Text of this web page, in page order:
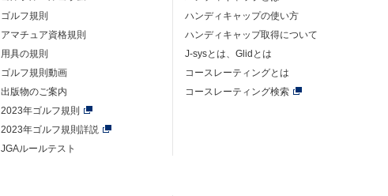
ゴルフ規則
アマチュア資格規則
用具の規則
ゴルフ規則動画
出版物のご案内
2023年ゴルフ規則
2023年ゴルフ規則詳説
JGAルールテスト
ハンディキャップの使い方
ハンディキャップ取得について
J-sysとは、Glidとは
コースレーティングとは
コースレーティング検索